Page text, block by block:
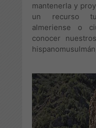
mantenerla y
un recurso
almeriense o
conocer